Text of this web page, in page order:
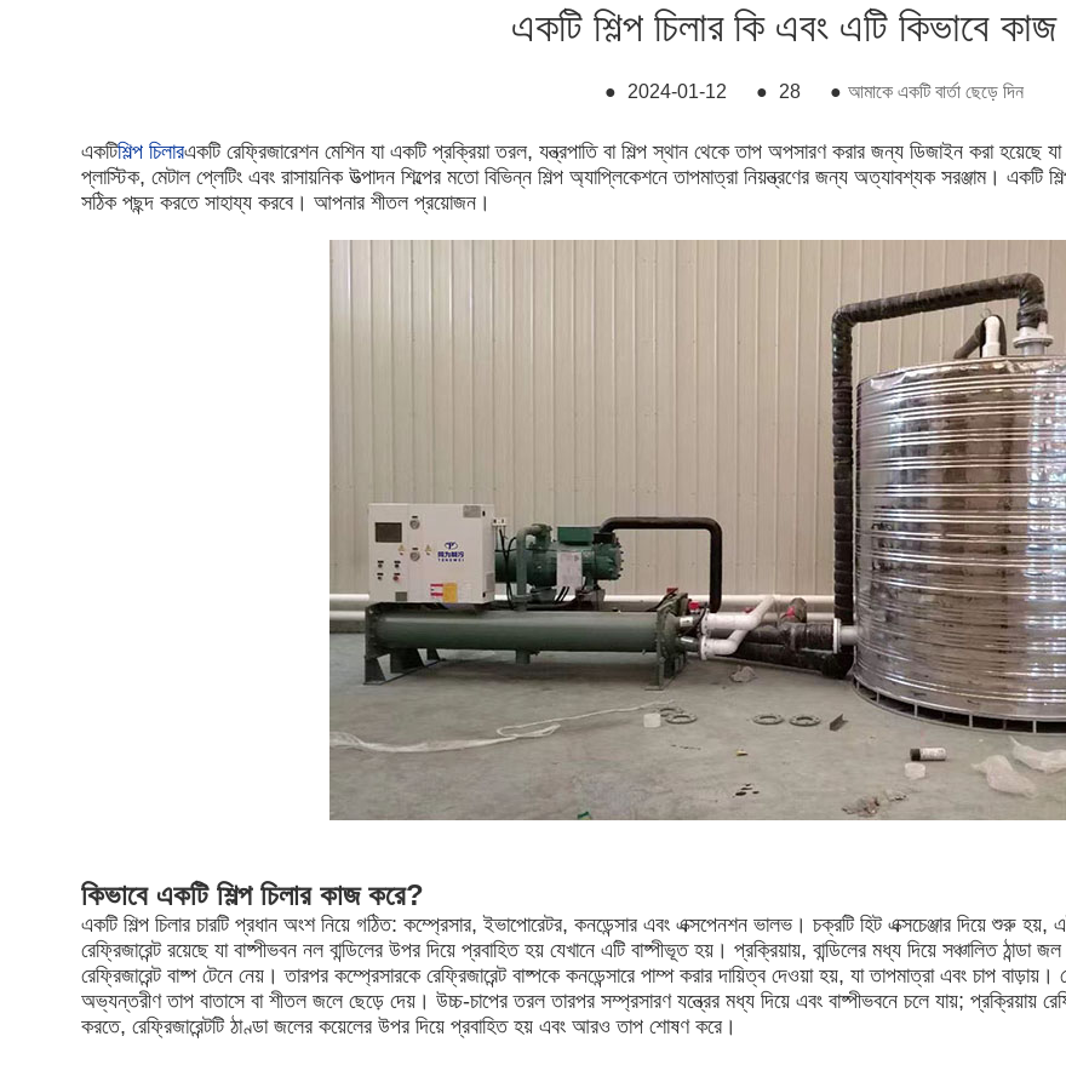
একটি শিল্প চিলার কি এবং এটি কিভাবে
● 2024-01-12 ● 28 ● আমাকে একটি বার্তা ছেড়ে দিন
একটিশিল্প চিলারএকটি রেফ্রিজারেশন মেশিন যা একটি প্রক্রিয়া তরল, যন্ত্রপাতি বা শিল্প স্থান থেকে তাপ অপসারণ করার জন্য ডিজাইন করা হয়েছে
প্লাস্টিক, মেটাল প্লেটিং এবং রাসায়নিক উত্পাদন শিল্পের মতো বিভিন্ন শিল্প অ্যাপ্লিকেশনে তাপমাত্রা নিয়ন্ত্রণের জন্য অত্যাবশ্যক সরঞ্জাম। একটি
সঠিক পছন্দ করতে সাহায্য করবে। আপনার শীতল প্রয়োজন।
কিভাবে একটি শিল্প চিলার কাজ করে?
একটি শিল্প চিলার চারটি প্রধান অংশ নিয়ে গঠিত: কম্প্রেসার, ইভাপোরেটর, কনডেন্সার এবং এক্সপেনশন ভালভ। চক্রটি হিট এক্সচেঞ্জার দিয়ে শুরু হয়,
রেফ্রিজারেন্ট রয়েছে যা বাষ্পীভবন নল বান্ডিলের উপর দিয়ে প্রবাহিত হয় যেখানে এটি বাষ্পীভূত হয়। প্রক্রিয়ায়, বান্ডিলের মধ্য দিয়ে সঞ্চালিত
রেফ্রিজারেন্ট বাষ্প টেনে নেয়। তারপর কম্প্রেসারকে রেফ্রিজারেন্ট বাষ্পকে কনডেন্সারে পাম্প করার দায়িত্ব দেওয়া হয়, যা তাপমাত্রা এবং চাপ
অভ্যন্তরীণ তাপ বাতাসে বা শীতল জলে ছেড়ে দেয়। উচ্চ-চাপের তরল তারপর সম্প্রসারণ যন্ত্রের মধ্য দিয়ে এবং বাষ্পীভবনে চলে যায়; প্রক্রিয়ায়
করতে, রেফ্রিজারেন্টটি ঠাণ্ডা জলের কয়েলের উপর দিয়ে প্রবাহিত হয় এবং আরও তাপ শোষণ করে।